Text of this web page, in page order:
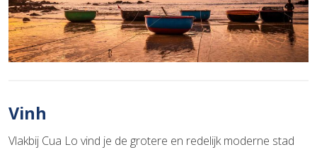
Vinh
Vlakbij Cua Lo vind je de grotere en redelijk moderne stad